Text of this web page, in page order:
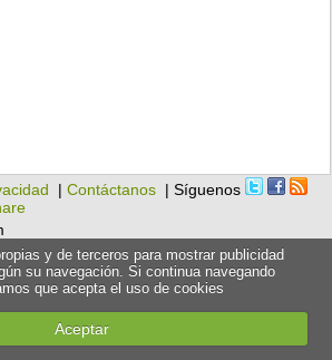
|Contáctanos | Síguenos
y de terceros para mostrar publicidad
su navegación. Si continua navegando
que acepta el uso de cookies
Aceptar